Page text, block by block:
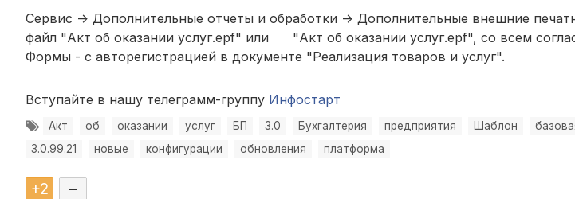
Сервис -> Дополнительные отчеты и обработки -> Дополнительные внешние
файл "Акт об оказании услуг.epf" или "Акт об оказании услуг.epf", со всем
Формы - с авторегистрацией в документе "Реализация товаров и услуг".
Вступайте в нашу телеграмм-группу Инфостарт
Акт об оказании услуг БП 3.0 Бухгалтерия предприятия Шаблон
3.0.99.21
новые конфигурации обновления платформа
+2 –